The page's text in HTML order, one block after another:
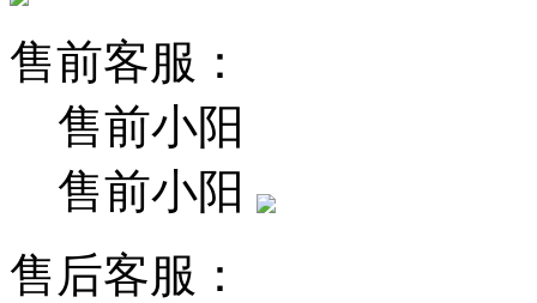
售前客服：
售前小阳
售前小阳
售后客服：